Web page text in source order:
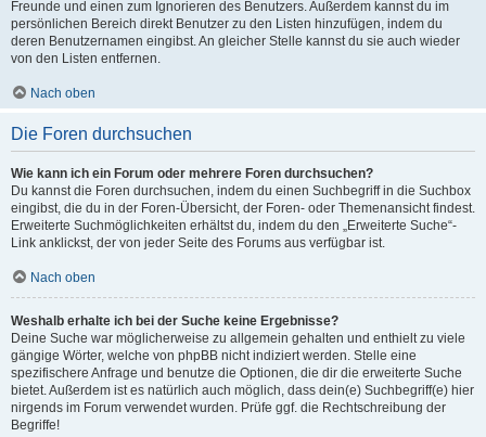
Freunde und einen zum Ignorieren des Benutzers. Außerdem kannst du im
persönlichen Bereich direkt Benutzer zu den Listen hinzufügen, indem du
deren Benutzernamen eingibst. An gleicher Stelle kannst du sie auch wieder
von den Listen entfernen.
Nach oben
Die Foren durchsuchen
Wie kann ich ein Forum oder mehrere Foren durchsuchen?
Du kannst die Foren durchsuchen, indem du einen Suchbegriff in die Suchbox
eingibst, die du in der Foren-Übersicht, der Foren- oder Themenansicht findest.
Erweiterte Suchmöglichkeiten erhältst du, indem du den „Erweiterte Suche“-
Link anklickst, der von jeder Seite des Forums aus verfügbar ist.
Nach oben
Weshalb erhalte ich bei der Suche keine Ergebnisse?
Deine Suche war möglicherweise zu allgemein gehalten und enthielt zu viele
gängige Wörter, welche von phpBB nicht indiziert werden. Stelle eine
spezifischere Anfrage und benutze die Optionen, die dir die erweiterte Suche
bietet. Außerdem ist es natürlich auch möglich, dass dein(e) Suchbegriff(e) hier
nirgends im Forum verwendet wurden. Prüfe ggf. die Rechtschreibung der
Begriffe!